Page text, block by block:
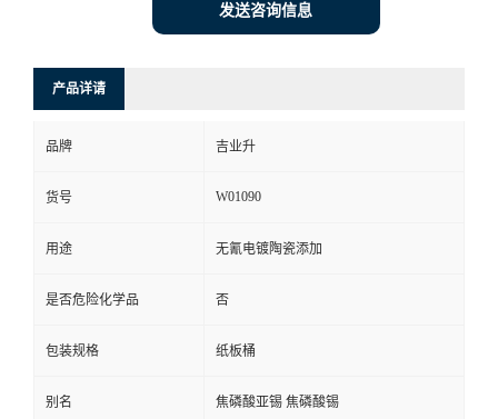
发送咨询信息
产品详请
品牌 吉业升
货号 W01090
用途 无氰电镀陶瓷添加
是否危险化学品 否
包装规格 纸板桶
别名 焦磷酸亚锡 焦磷酸锡